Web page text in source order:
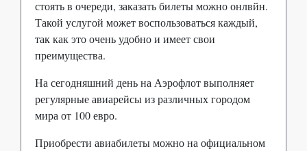
стоять в очереди, заказать билеты можно онлвйн.
Такой услугой может воспользоваться каждый,
так как это очень удобно и имеет свои
преимущества.
На сегодняшний день на Аэрофлот выполняет
регулярные авиарейсы из различных городом
мира от 100 евро.
Приобрести авиабилеты можно на официальном